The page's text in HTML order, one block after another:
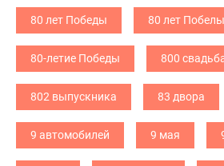
80 лет Победы 80 лет Побелы
80-летие Победы 800
802 выпускника 83 двора
9 автомобилей 9 мая